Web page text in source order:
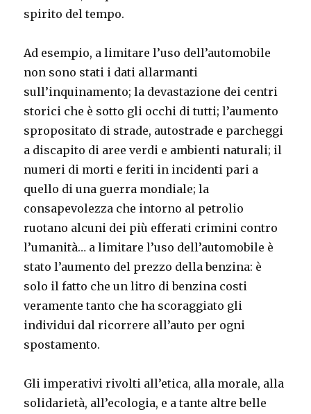
spirito del tempo.
Ad esempio, a limitare l’uso dell’automobile
non sono stati i dati allarmanti
sull’inquinamento; la devastazione dei centri
storici che è sotto gli occhi di tutti; l’aumento
spropositato di strade, autostrade e parcheggi
a discapito di aree verdi e ambienti naturali; il
numeri di morti e feriti in incidenti pari a
quello di una guerra mondiale; la
consapevolezza che intorno al petrolio
ruotano alcuni dei più efferati crimini contro
l’umanità… a limitare l’uso dell’automobile è
stato l’aumento del prezzo della benzina: è
solo il fatto che un litro di benzina costi
veramente tanto che ha scoraggiato gli
individui dal ricorrere all’auto per ogni
spostamento.
Gli imperativi rivolti all’etica, alla morale, alla
solidarietà, all’ecologia, e a tante altre belle